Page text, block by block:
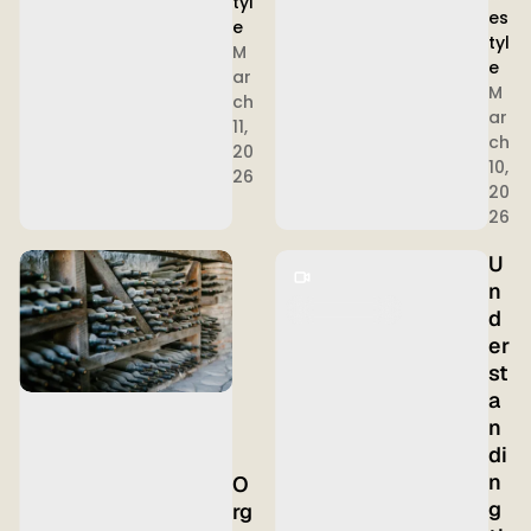
e
M
ar
ch
11,
20
26
es
tyl
e
M
ar
ch
10,
20
26
O
rg
U
n
d
er
st
a
n
di
n
g